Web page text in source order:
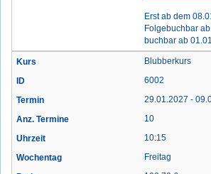
Erst ab dem
Folgebuchbar
buchbar ab
Blubberkurs
6002
29.01.2027 -
10
10:15
Freitag